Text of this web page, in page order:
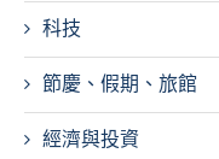
科技
節慶、假期、旅館
經濟與投資